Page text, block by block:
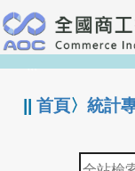
跳
到
主
要
:::
||首頁〉統計
全